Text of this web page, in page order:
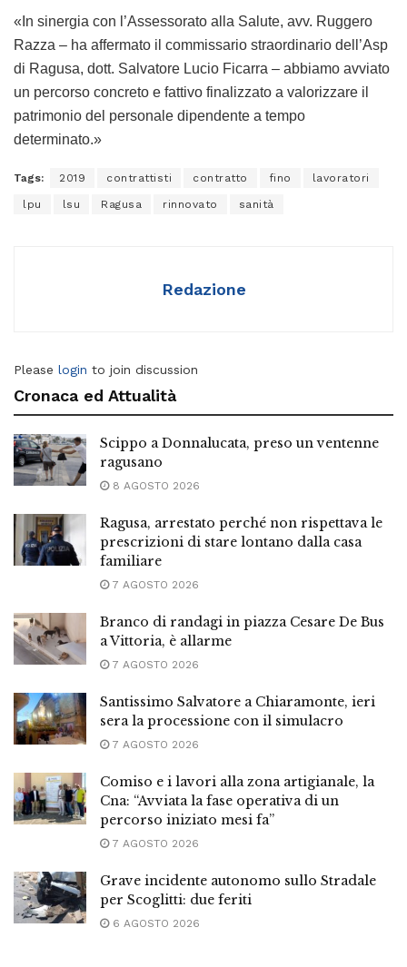
«In sinergia con l’Assessorato alla Salute, avv. Ruggero
Razza – ha affermato il commissario straordinario dell’Asp
di Ragusa, dott. Salvatore Lucio Ficarra – abbiamo avviato
un percorso concreto e fattivo finalizzato a valorizzare il
patrimonio del personale dipendente a tempo
determinato.»
Tags: 2019 contrattisti contratto fino lavoratori
lpu lsu Ragusa rinnovato sanità
Redazione
Please login to join discussion
Cronaca ed Attualità
Scippo a Donnalucata, preso un ventenne
ragusano
8 AGOSTO 2026
Ragusa, arrestato perché non rispettava le
prescrizioni di stare lontano dalla casa
familiare
7 AGOSTO 2026
Branco di randagi in piazza Cesare De Bus
a Vittoria, è allarme
7 AGOSTO 2026
Santissimo Salvatore a Chiaramonte, ieri
sera la processione con il simulacro
7 AGOSTO 2026
Comiso e i lavori alla zona artigianale, la
Cna: “Avviata la fase operativa di un
percorso iniziato mesi fa”
7 AGOSTO 2026
Grave incidente autonomo sullo Stradale
per Scoglitti: due feriti
6 AGOSTO 2026